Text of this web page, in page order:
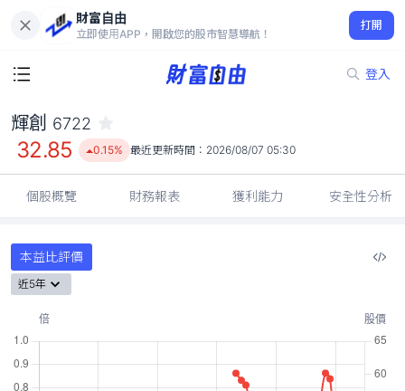
財富自由
立即使用APP，開啟您的股市智慧導航！
打開
登入
32.85
0.15%
輝創 6722
32.85 0.15% 最近更新時間： 2026/08/07 05:30
個股概覽 財務報表 獲利能力 安全性分析
本益比評價
近5年